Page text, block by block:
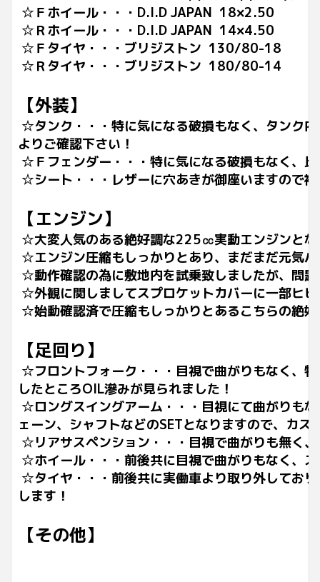
☆Ｆホイール・・・D.I.D JAPAN 18×2.50
☆Ｒホイール・・・D.I.D JAPAN 14×4.50
☆Ｆタイヤ・・・ブリジストン 130/80-18
☆Ｒタイヤ・・・ブリジストン 180/80-14
【外装】
☆タンク・・・特に気になる破損もなく、タンク
よりご確認下さい！
☆Ｆフェンダー・・・特に気になる破損もなく、
☆シート・・・レザーに穴あきが御座いますので
【エンジン】
☆大変人気のある絶好調な225㏄実動エンジンとな
☆エンジン圧縮もしっかりとあり、まだまだ元気
☆動作確認の為に敷地内を試乗致しましたが、問
☆外観に関しましてスプロケットカバーに一部ヒ
☆始動確認済で圧縮もしっかりとあるこちらの絶
【足回り】
☆フロントフォーク・・・目視で曲がりもなく、
したところOIL滲みが見られました！
☆ロングスイングアーム・・・目視にて曲がりも
ェーン、シャフトなどのSETとなりますので、カ
☆リアサスペンション・・・目視で曲がりも無く
☆ホイール・・・前後共に目視で曲がりもなく、
☆タイヤ・・・前後共に実働車より取り外してお
します！
【その他】